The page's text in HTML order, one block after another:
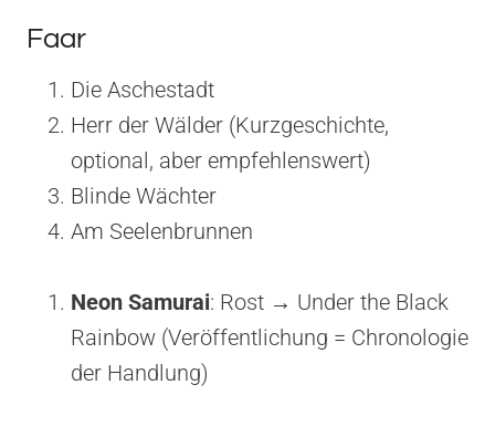
Faar
Die Aschestadt
Herr der Wälder (Kurzgeschichte,
optional, aber empfehlenswert)
Blinde Wächter
Am Seelenbrunnen
Neon Samurai: Rost → Under the Black
Rainbow (Veröffentlichung = Chronologie
der Handlung)